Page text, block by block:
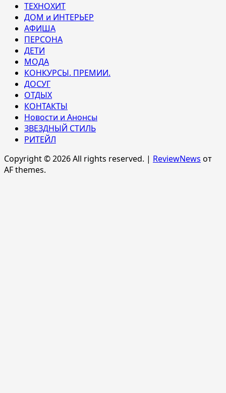
ТЕХНОХИТ
ДОМ и ИНТЕРЬЕР
АФИША
ПЕРСОНА
ДЕТИ
МОДА
КОНКУРСЫ. ПРЕМИИ.
ДОСУГ
ОТДЫХ
КОНТАКТЫ
Новости и Анонсы
ЗВЕЗДНЫЙ СТИЛЬ
РИТЕЙЛ
Copyright © 2026 All rights reserved. | ReviewNews от
AF themes.